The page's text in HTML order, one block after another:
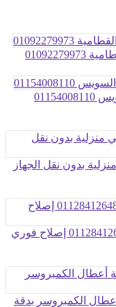
بدون نقل الجهاز
صيانة البا في البحيرة مركز البا المعتمد 01128412648 إصلاح فوري
أعطال الكمبروسر بدقة